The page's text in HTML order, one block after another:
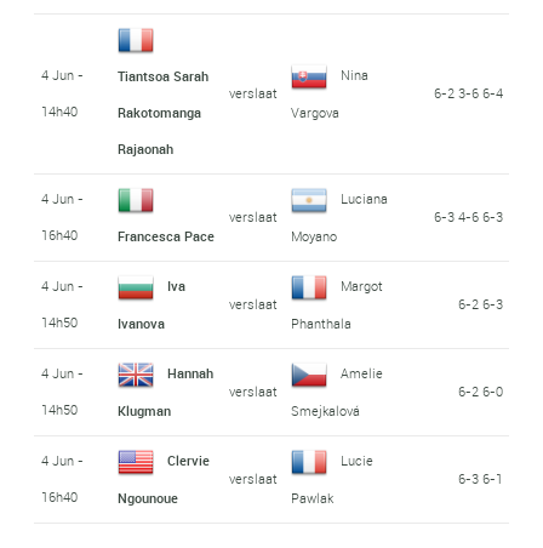
4 Jun -
14h40
Tiantsoa Sarah
Rakotomanga
Rajaonah
verslaat
Nina
Vargova
6-2 3-6 6-4
4 Jun -
16h40
Francesca Pace
verslaat
Luciana
Moyano
6-3 4-6 6-3
4 Jun -
14h50
Iva
Ivanova
verslaat
Margot
Phanthala
6-2 6-3
4 Jun -
14h50
Hannah
Klugman
verslaat
Amelie
Smejkalová
6-2 6-0
4 Jun -
16h40
Clervie
Ngounoue
verslaat
Lucie
Pawlak
6-3 6-1